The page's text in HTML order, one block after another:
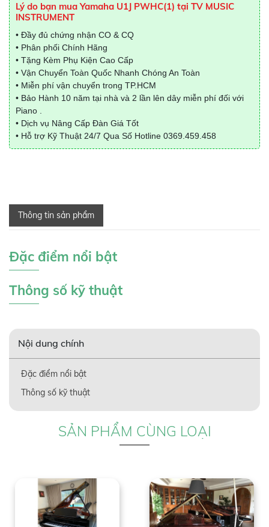
Lý do bạn mua Yamaha U1J PWHC(1) tại TV MUSIC
INSTRUMENT
• Đầy đủ chứng nhận CO & CQ
• Phân phối Chính Hãng
• Tặng Kèm Phụ Kiện Cao Cấp
• Vận Chuyển Toàn Quốc Nhanh Chóng An Toàn
• Miễn phí vận chuyển trong TP.HCM
• Bảo Hành 10 năm tại nhà và 2 lần lên dây miễn phí đối với
Piano .
• Dịch vụ Nâng Cấp Đàn Giá Tốt
• Hỗ trợ Kỹ Thuật 24/7 Qua Số Hotline 0369.459.458
Thông tin sản phẩm
Đặc điểm nổi bật
Thông số kỹ thuật
Nội dung chính
Đặc điểm nổi bật
Thông số kỹ thuật
SẢN PHẨM CÙNG LOẠI